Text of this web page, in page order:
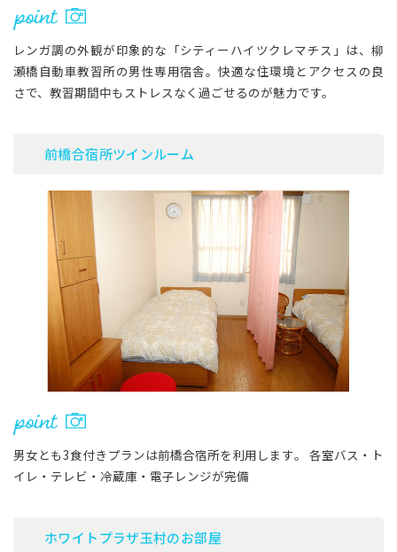
レンガ調の外観が印象的な「シティーハイツクレマチス」は、柳
瀬橋自動車教習所の男性専用宿舎。快適な住環境とアクセスの良
さで、教習期間中もストレスなく過ごせるのが魅力です。
前橋合宿所ツインルーム
男女とも3食付きプランは前橋合宿所を利用します。 各室バス・ト
イレ・テレビ・冷蔵庫・電子レンジが完備
ホワイトプラザ玉村のお部屋